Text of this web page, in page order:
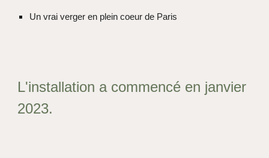
Un vrai verger en plein coeur de Paris
L'installation a commencé en janvier
2023.